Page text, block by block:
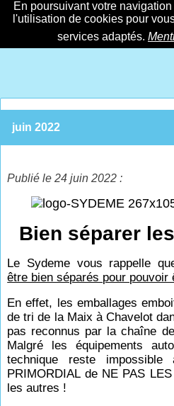
En poursuivant votre
l'utilisation de cookies pour
services adaptés.
juin 2022
Publié le 24 juin 2022 :
Bien séparer
Le Sydeme vous rappelle
être bien séparés pour pouvoir
En effet, les emballages
de tri de la Maix à Chavelot
pas reconnus par la chaîne
Malgré les équipements
technique reste
PRIMORDIAL de NE PAS
les autres !